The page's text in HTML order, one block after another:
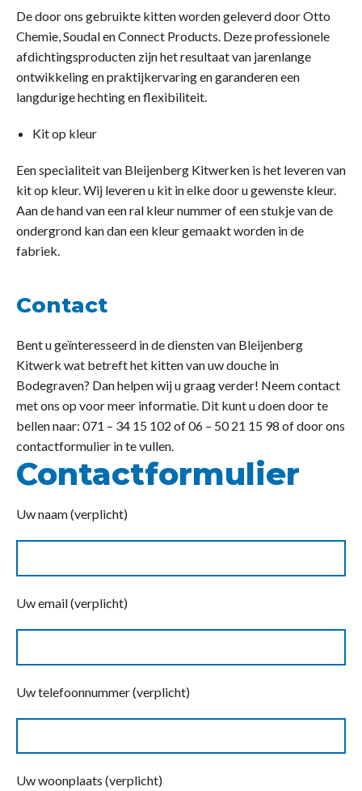
De door ons gebruikte kitten worden geleverd door Otto
Chemie, Soudal en Connect Products. Deze professionele
afdichtingsproducten zijn het resultaat van jarenlange
ontwikkeling en praktijkervaring en garanderen een
langdurige hechting en flexibiliteit.
Kit op kleur
Een specialiteit van Bleijenberg Kitwerken is het leveren van
kit op kleur. Wij leveren u kit in elke door u gewenste kleur.
Aan de hand van een ral kleur nummer of een stukje van de
ondergrond kan dan een kleur gemaakt worden in de
fabriek.
Contact
Bent u geïnteresseerd in de diensten van Bleijenberg
Kitwerk wat betreft het kitten van uw douche in
Bodegraven? Dan helpen wij u graag verder! Neem contact
met ons op voor meer informatie. Dit kunt u doen door te
bellen naar: 071 – 34 15 102 of 06 – 50 21 15 98 of door ons
contactformulier in te vullen.
Contactformulier
Uw naam (verplicht)
Uw email (verplicht)
Uw telefoonnummer (verplicht)
Uw woonplaats (verplicht)